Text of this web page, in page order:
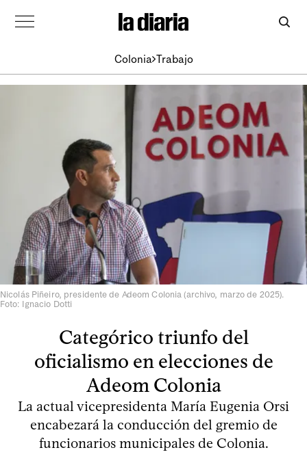
Colonia Trabajo
Nicolás Piñeiro, presidente de Adeom Colonia (archivo, marzo de 2025).
Foto: Ignacio Dotti
Categórico triunfo del
oficialismo en elecciones de
Adeom Colonia
La actual vicepresidenta María Eugenia Orsi
encabezará la conducción del gremio de
funcionarios municipales de Colonia.